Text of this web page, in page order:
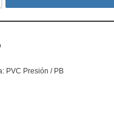
PVC Presión / PB